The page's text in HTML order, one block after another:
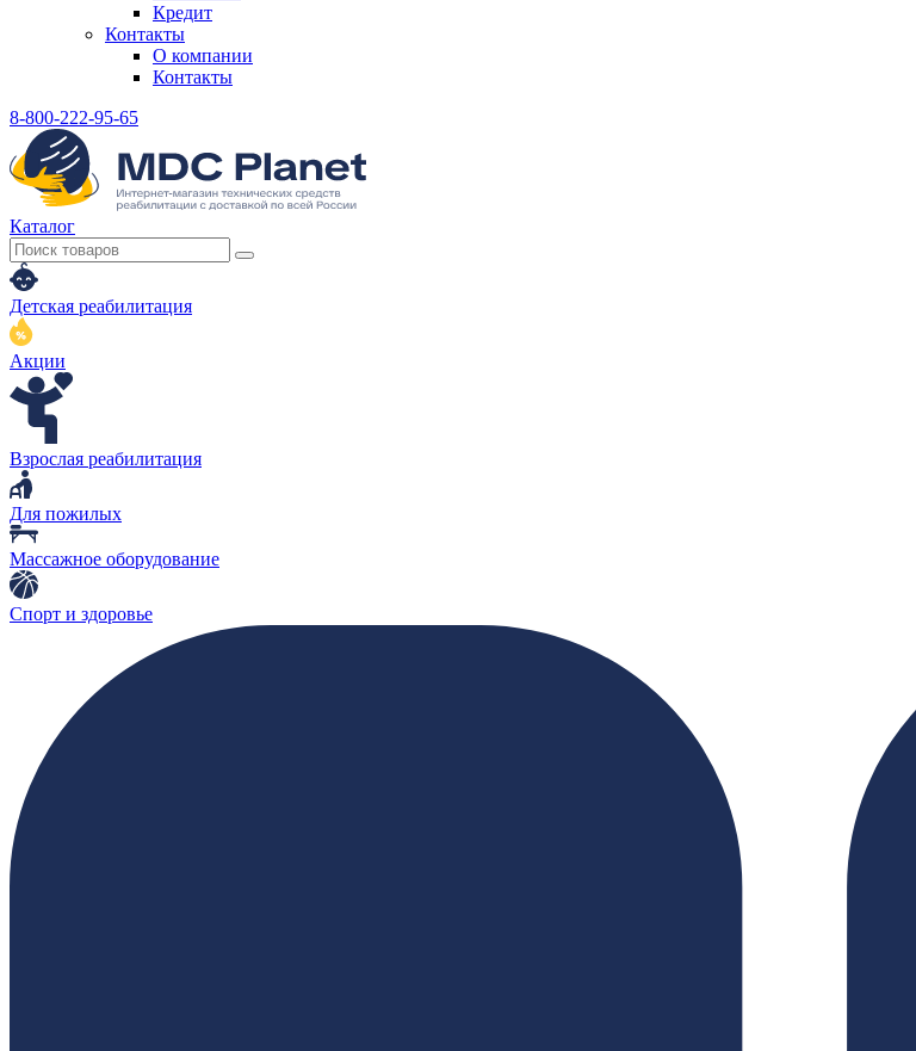
Кредит
Контакты
О компании
Контакты
8-800-222-95-65
Каталог
Детская реабилитация
Акции
Взрослая реабилитация
Для пожилых
Массажное оборудование
Спорт и здоровье